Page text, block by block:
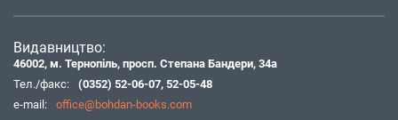
Видавництво:
46002, м. Тернопіль, просп. Степана Бандери, 34а
Тел./факс:
(0352) 52-06-07, 52-05-48
e-mail:
office@bohdan-books.com